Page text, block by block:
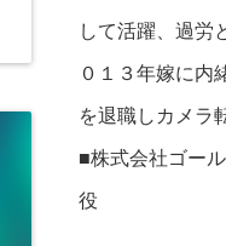
して活躍、過労
０１３年嫁に内
を退職しカメラ
■株式会社ゴー
役